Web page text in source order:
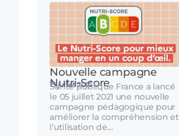
Nouvelle campagne
Nutri-Score
15 juillet 2021
Santé publique France a lancé
le 05 juillet 2021 une nouvelle
campagne pédagogique pour
améliorer la compréhension et
l’utilisation de…